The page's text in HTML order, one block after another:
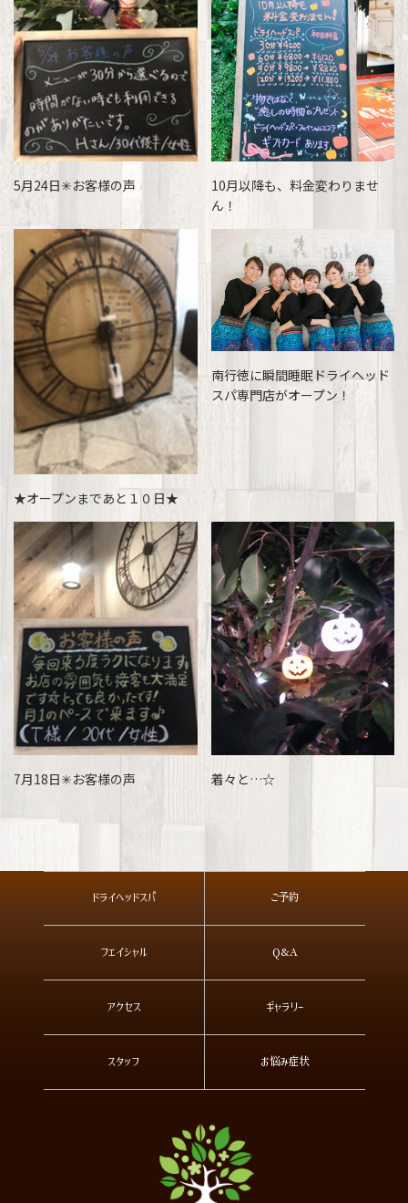
5月24日✳お客様の声
10月以降も、料金変わりませ
ん！
★オープンまであと１０日★
南行徳に瞬間睡眠ドライヘッド
スパ専門店がオープン！
7月18日✳お客様の声 着々と…☆
ドライヘッドスパ ご予約
フェイシャル Q&A
アクセス ギャラリー
スタッフ お悩み症状